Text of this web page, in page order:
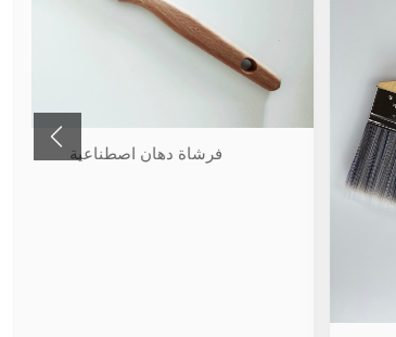
فرشاة دهان اصطناعية